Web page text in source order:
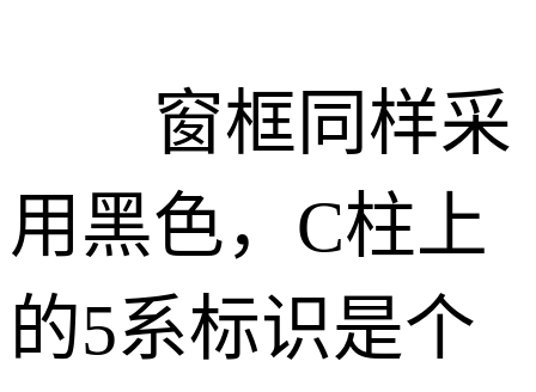
窗框同样采
用黑色，C柱上
的5系标识是个